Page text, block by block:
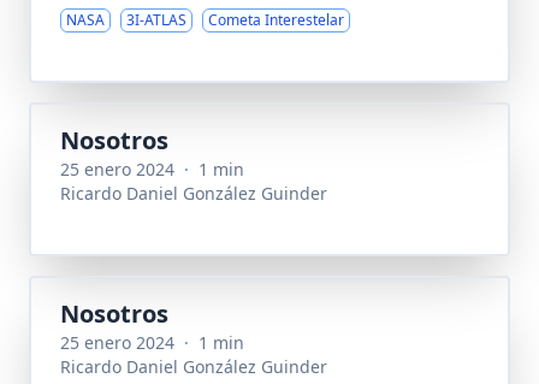
NASA 3I-ATLAS Cometa Interestelar
Nosotros
25 enero 2024 · 1 min
Ricardo Daniel González Guinder
Nosotros
25 enero 2024 · 1 min
Ricardo Daniel González Guinder